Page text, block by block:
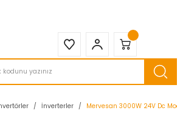
İnverterler Mervesan 3000W 24V Dc